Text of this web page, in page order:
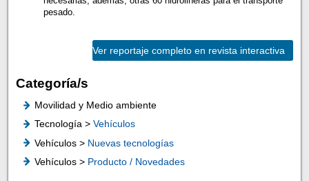
pesado.
Ver reportaje completo en revista interactiva
Categoría/s
Movilidad y Medio ambiente
Tecnología > Vehículos
Vehículos > Nuevas tecnologías
Vehículos > Producto / Novedades